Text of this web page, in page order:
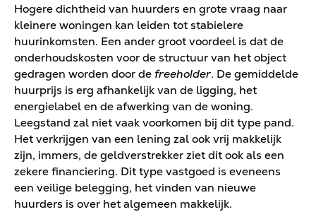
Hogere dichtheid van huurders en grote vraag naar
kleinere woningen kan leiden tot stabielere
huurinkomsten. Een ander groot voordeel is dat de
onderhoudskosten voor de structuur van het object
gedragen worden door de freeholder. De gemiddelde
huurprijs is erg afhankelijk van de ligging, het
energielabel en de afwerking van de woning.
Leegstand zal niet vaak voorkomen bij dit type pand.
Het verkrijgen van een lening zal ook vrij makkelijk
zijn, immers, de geldverstrekker ziet dit ook als een
zekere financiering. Dit type vastgoed is eveneens
een veilige belegging, het vinden van nieuwe
huurders is over het algemeen makkelijk.